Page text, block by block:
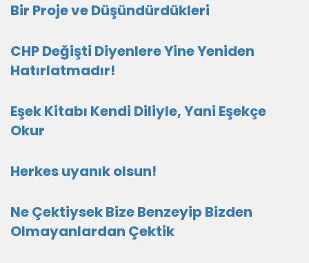
Bir Proje ve Düşündürdükleri
CHP Değişti Diyenlere Yine Yeniden
Hatırlatmadır!
Eşek Kitabı Kendi Diliyle, Yani Eşekçe
Okur
Herkes uyanık olsun!
Ne Çektiysek Bize Benzeyip Bizden
Olmayanlardan Çektik